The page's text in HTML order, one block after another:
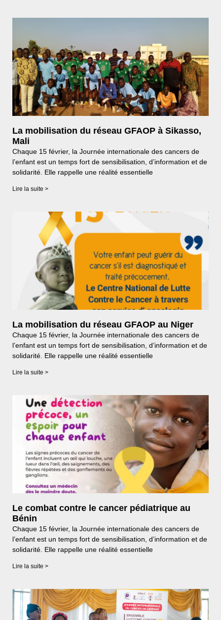
La mobilisation du réseau GFAOP à Sikasso,
Mali
Chaque 15 février, la Journée internationale des cancers de
l’enfant est un temps fort de sensibilisation, d’information et de
solidarité. Elle rappelle une réalité essentielle
Lire la suite >
La mobilisation du réseau GFAOP au Niger
Chaque 15 février, la Journée internationale des cancers de
l’enfant est un temps fort de sensibilisation, d’information et de
solidarité. Elle rappelle une réalité essentielle
Lire la suite >
Le combat contre le cancer pédiatrique au
Bénin
Chaque 15 février, la Journée internationale des cancers de
l’enfant est un temps fort de sensibilisation, d’information et de
solidarité. Elle rappelle une réalité essentielle
Lire la suite >